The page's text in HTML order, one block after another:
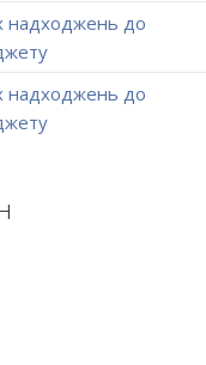
надходжень до
надходжень до